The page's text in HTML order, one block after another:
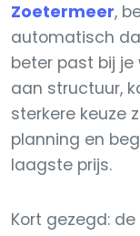
Zoetermeer,
automatisch
beter past bij je
aan structuur,
sterkere keuze
planning en
laagste prijs.
Kort gezegd: